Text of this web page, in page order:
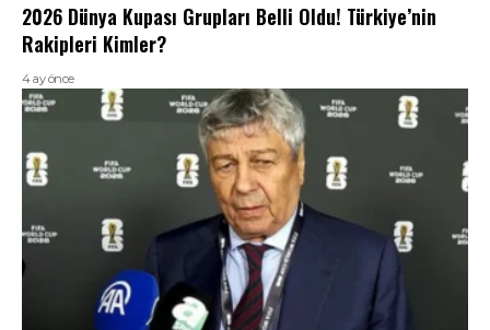
2026 Dünya Kupası Grupları Belli Oldu! Türkiye’nin
Rakipleri Kimler?
4 ay önce